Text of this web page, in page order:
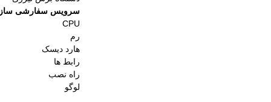
سرویس سفارشی
CPU
رم
هارد دیسک
رابط ها
راه نصب
لوگو